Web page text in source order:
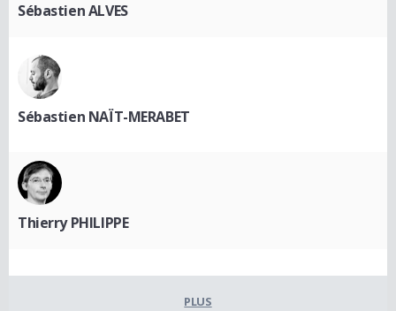
Sébastien ALVES
Sébastien NAÏT-MERABET
Thierry PHILIPPE
PLUS